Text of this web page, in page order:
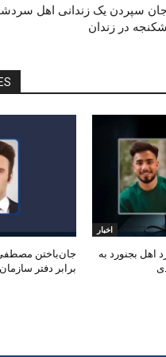
سپردن یک زندانی اهل
شکنجە در زندان
اخبار
اهل بجنورد به
جان‌باختن
برابر دفتر